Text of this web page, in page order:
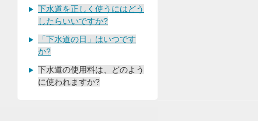
下水道を正しく使うにはどう
したらいいですか?
「下水道の日」はいつです
か?
下水道の使用料は、どのよう
に使われますか?